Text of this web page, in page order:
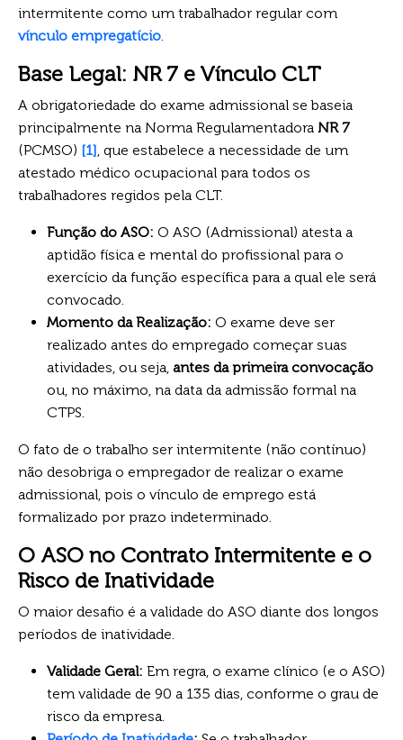
intermitente como um trabalhador regular com
vínculo empregatício.
Base Legal: NR 7 e Vínculo CLT
A obrigatoriedade do exame admissional se baseia
principalmente na Norma Regulamentadora NR 7
(PCMSO) [1], que estabelece a necessidade de um
atestado médico ocupacional para todos os
trabalhadores regidos pela CLT.
Função do ASO: O ASO (Admissional) atesta a
aptidão física e mental do profissional para o
exercício da função específica para a qual ele será
convocado.
Momento da Realização: O exame deve ser
realizado antes do empregado começar suas
atividades, ou seja, antes da primeira convocação
ou, no máximo, na data da admissão formal na
CTPS.
O fato de o trabalho ser intermitente (não contínuo)
não desobriga o empregador de realizar o exame
admissional, pois o vínculo de emprego está
formalizado por prazo indeterminado.
O ASO no Contrato Intermitente e o
Risco de Inatividade
O maior desafio é a validade do ASO diante dos longos
períodos de inatividade.
Validade Geral: Em regra, o exame clínico (e o ASO)
tem validade de 90 a 135 dias, conforme o grau de
risco da empresa.